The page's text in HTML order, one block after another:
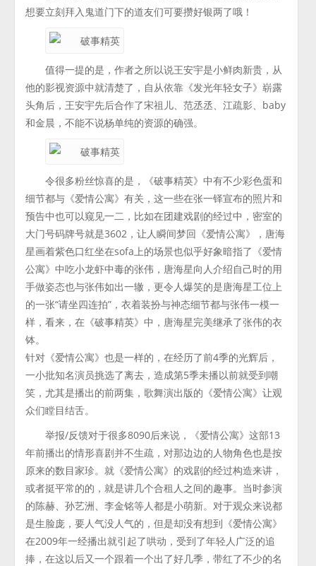
想要立刻拜入鬼道门下的道友们可要攒好银两了哦！
值得一提的是，作者之所以说王安宇是小鲜肉新贵，从
他的影视资源中就清楚了，自从依靠《发光年轻女子》崭露
头角后，王安宇先后合作了宋祖儿、范丞丞、江疏影、baby
和金晨，不能不说杨单纯的资源的确强。
令很多粉丝惊喜的是，《破事精英》中有不少彩色蛋和
细节都与《爱情公寓》有关，这一些在张一铎宣布的照片和
预告中也可以窥见一二，比如在团建戏剧的经过中，密室的
大门号码牌号就是3602，让人瞬间梦回《爱情公寓》，唐海
星画着紫色口红坐在sofa上的场景也似乎好象暗指了《爱情
公寓》中吃小龙虾中毒的张伟，唐海星向人介绍自己时的用
手做姿态也与张伟如出一辙，更令人爆笑的是唐海星工位上
的一张“请坐四连拍”，衣着装扮与神态细节都与张伟一模一
样，看来，在《破事精英》中，唐海星完美继承了张伟的衣
钵。
针对《爱情公寓》也是一样的，在经历了前4季的光辉后，
一小批知名演员挑选了离去，造成第5季未播以前就受到嘲
笑，尤其是播出的前两集，歌舞演出版的《爱情公寓》让观
众们瞠目结舌。
举报/反馈对于很多8090后来说，《爱情公寓》这部13
年前播出的情形喜剧并不生疏，对那边边的人物角色也是按
原来的数目家珍。就《爱情公寓》的戏剧的经过构造来讲，
或者挺平常的的，就是讲几个合租人之间的趣事。当时参演
的陈赫、孙艺洲、李金铭等人都是小萌新。对于观众来说都
是生脸庞，要人气没人气的，但是却没有想到《爱情公寓》
在2009年一经播出就引起了哄动，受到了年轻人广泛的追
捧，在这以后又一个跟着一个出了好几季，带红了不少的名